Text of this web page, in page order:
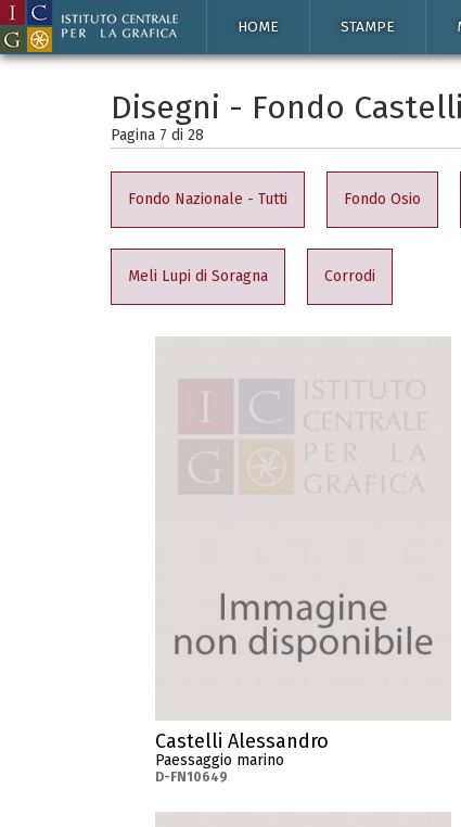
HOME STAMPE
Disegni - Fondo Castelli
Pagina 7 di 28
Fondo Nazionale - Tutti Fondo Osio
Meli Lupi di Soragna Corrodi
Castelli Alessandro
Paessaggio marino
D-FN10649